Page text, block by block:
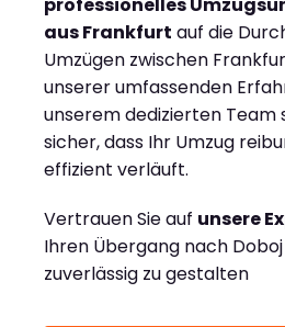
aus Frankfurt auf die
Umzügen zwischen
unserer umfassenden
unserem dedizierten Team
sicher, dass Ihr Umzug
effizient verläuft.
Vertrauen Sie auf unsere
Ihren Übergang nach
zuverlässig zu gestalten